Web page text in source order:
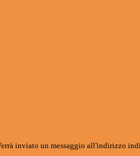
inviato un messaggio all'indirizzo